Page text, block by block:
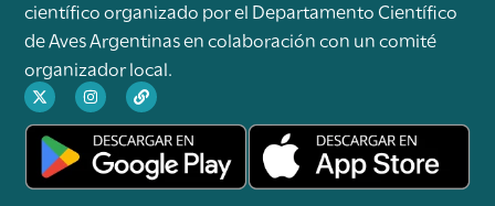
científico organizado por el Departamento Científico
de Aves Argentinas en colaboración con un comité
organizador local.